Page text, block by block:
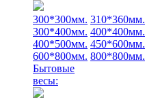
300*300мм. 310*360мм.
300*400мм. 400*400мм.
400*500мм. 450*600мм.
600*800мм. 800*800мм.
Бытовые
весы: